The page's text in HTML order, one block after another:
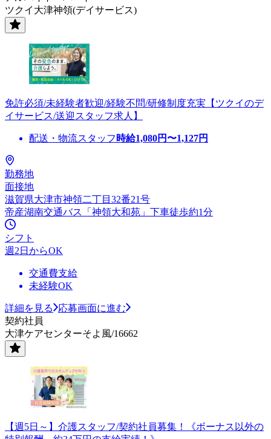
ツクイ大津神領(デイサービス)
免許必須/未経験者歓迎/経験不問/研修制度充実【ツクイのデ
イサービス/送迎スタッフ求人】
配送・物流スタッフ 時給1,080円〜1,127円
勤務地
面接地
滋賀県大津市神領二丁目32番21号
帝産湖南交通バス「神領大和苑」下車徒歩約1分
シフト
週2日からOK
交通費支給
未経験OK
詳細を見る
応募画面に進む
契約社員
大津ケアセンターそよ風/16662
【週5日～】介護スタッフ/契約社員募集！《ボーナス以外の